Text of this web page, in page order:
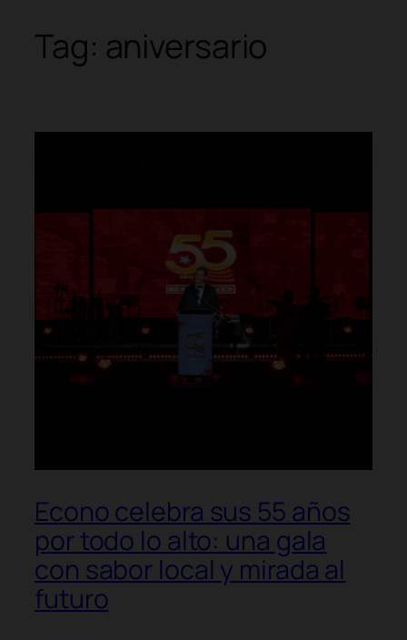
SkipTag: aniversario
Econo celebra sus 55 años
por todo lo alto: una gala
con sabor local y mirada al
futuro